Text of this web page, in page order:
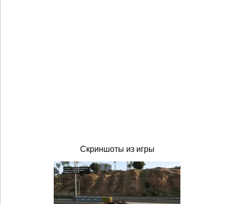
Скриншоты из игры